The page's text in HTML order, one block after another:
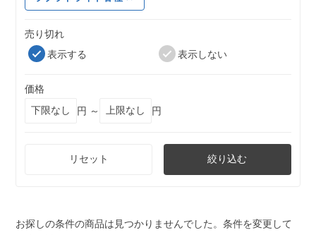
売り切れ
表示する
表示しない
価格
円 ～
円
リセット 絞り込む
お探しの条件の商品は見つかりませんでした。条件を変更して